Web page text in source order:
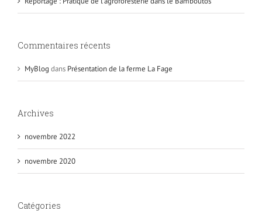
Commentaires récents
MyBlog dans Présentation de la ferme La Fage
Archives
novembre 2022
novembre 2020
Catégories